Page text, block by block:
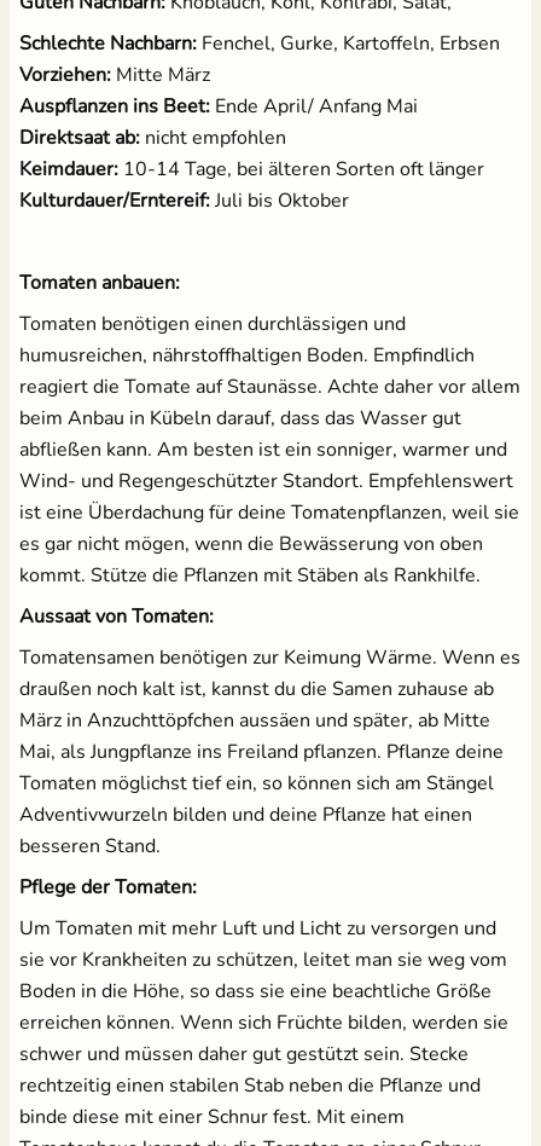
Schlechte Nachbarn: Fenchel, Gurke, Kartoffeln, Erbsen
Vorziehen: Mitte März
Auspflanzen ins Beet: Ende April/ Anfang Mai
Direktsaat ab: nicht empfohlen
Keimdauer: 10-14 Tage, bei älteren Sorten oft länger
Kulturdauer/Erntereif:Juli bis Oktober
Tomaten anbauen:
Tomaten benötigen einen durchlässigen und
humusreichen, nährstoffhaltigen Boden. Empfindlich
reagiert die Tomate auf Staunässe. Achte daher vor allem
beim Anbau in Kübeln darauf, dass das Wasser gut
abfließen kann. Am besten ist ein sonniger, warmer und
Wind- und Regengeschützter Standort. Empfehlenswert
ist eine Überdachung für deine Tomatenpflanzen, weil sie
es gar nicht mögen, wenn die Bewässerung von oben
kommt. Stütze die Pflanzen mit Stäben als Rankhilfe.
Aussaat von Tomaten:
Tomatensamen benötigen zur Keimung Wärme. Wenn es
draußen noch kalt ist, kannst du die Samen zuhause ab
März in Anzuchttöpfchen aussäen und später, ab Mitte
Mai, als Jungpflanze ins Freiland pflanzen. Pflanze deine
Tomaten möglichst tief ein, so können sich am Stängel
Adventivwurzeln bilden und deine Pflanze hat einen
besseren Stand.
Pflege der Tomaten:
Um Tomaten mit mehr Luft und Licht zu versorgen und
sie vor Krankheiten zu schützen, leitet man sie weg vom
Boden in die Höhe, so dass sie eine beachtliche Größe
erreichen können. Wenn sich Früchte bilden, werden sie
schwer und müssen daher gut gestützt sein. Stecke
rechtzeitig einen stabilen Stab neben die Pflanze und
binde diese mit einer Schnur fest. Mit einem